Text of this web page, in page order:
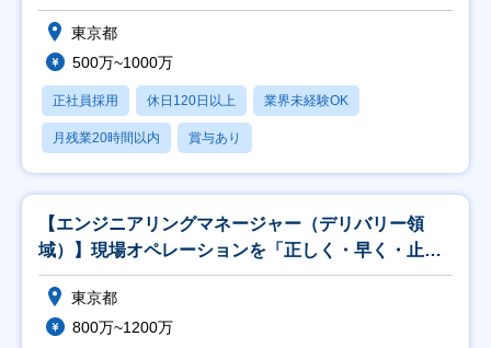
東京都
500万~1000万
正社員採用 休日120日以上 業界未経験OK
月残業20時間以内 賞与あり
【エンジニアリングマネージャー（デリバリー領
域）】現場オペレーションを「正しく・早く・止ま
らず」回す
東京都
800万~1200万